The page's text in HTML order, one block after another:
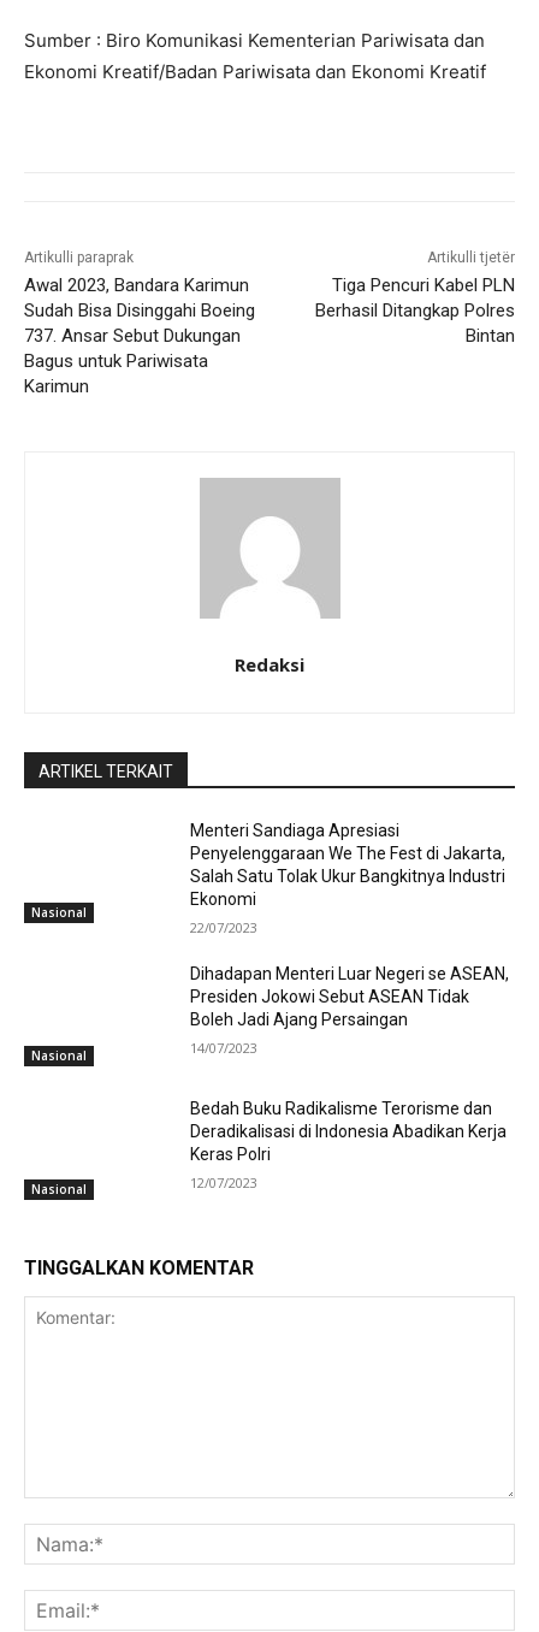
Sumber : Biro Komunikasi Kementerian Pariwisata dan
Ekonomi Kreatif/Badan Pariwisata dan Ekonomi Kreatif
Artikulli paraprak
Awal 2023, Bandara Karimun
Sudah Bisa Disinggahi Boeing
737. Ansar Sebut Dukungan
Bagus untuk Pariwisata
Karimun
Artikulli tjetër
Tiga Pencuri Kabel PLN
Berhasil Ditangkap Polres
Bintan
Redaksi
ARTIKEL TERKAIT
Nasional
Menteri Sandiaga Apresiasi
Penyelenggaraan We The Fest di Jakarta,
Salah Satu Tolak Ukur Bangkitnya Industri
Ekonomi
22/07/2023
Nasional
Dihadapan Menteri Luar Negeri se ASEAN,
Presiden Jokowi Sebut ASEAN Tidak
Boleh Jadi Ajang Persaingan
14/07/2023
Nasional
Bedah Buku Radikalisme Terorisme dan
Deradikalisasi di Indonesia Abadikan Kerja
Keras Polri
12/07/2023
TINGGALKAN KOMENTAR